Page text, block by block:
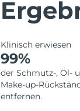
Klinisch erwiesen
99%
der Schmutz-, Öl-
Make-up-
entfernen.